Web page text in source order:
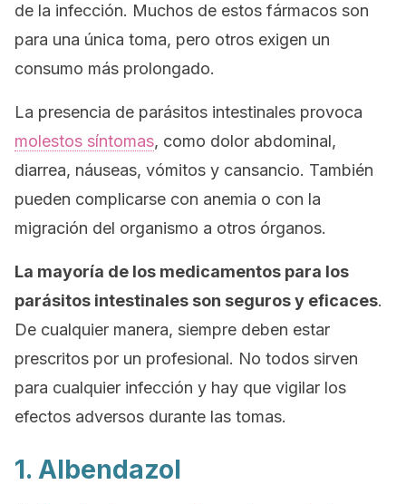
de la infección. Muchos de estos fármacos son
para una única toma, pero otros exigen un
consumo más prolongado.
La presencia de parásitos intestinales provoca
molestos síntomas, como dolor abdominal,
diarrea, náuseas, vómitos y cansancio. También
pueden complicarse con anemia o con la
migración del organismo a otros órganos.
La mayoría de los medicamentos para los
parásitos intestinales son seguros y eficaces.
De cualquier manera, siempre deben estar
prescritos por un profesional. No todos sirven
para cualquier infección y hay que vigilar los
efectos adversos durante las tomas.
1. Albendazol